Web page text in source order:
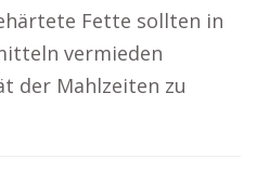
Fette sollten in
vermieden
der Mahlzeiten zu